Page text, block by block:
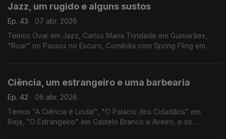
Jazz, um rugido e alguns sustos
Ep. 43
07 abr. 2026
Temos Ovar em Jazz, Carlos Maria Trindade em Guimarães,
"Roar" no Passos no Escuro, Comédia com Spring Fling em
Ciência, um estrangeiro e uma barbearia
Ep. 42
06 abr. 2026
Temos "A Ciência é Linda!", "O Palácio dos Cidadãos" em
Beja, "O Estrangeiro" em Castelo Branco e Aveiro, e os